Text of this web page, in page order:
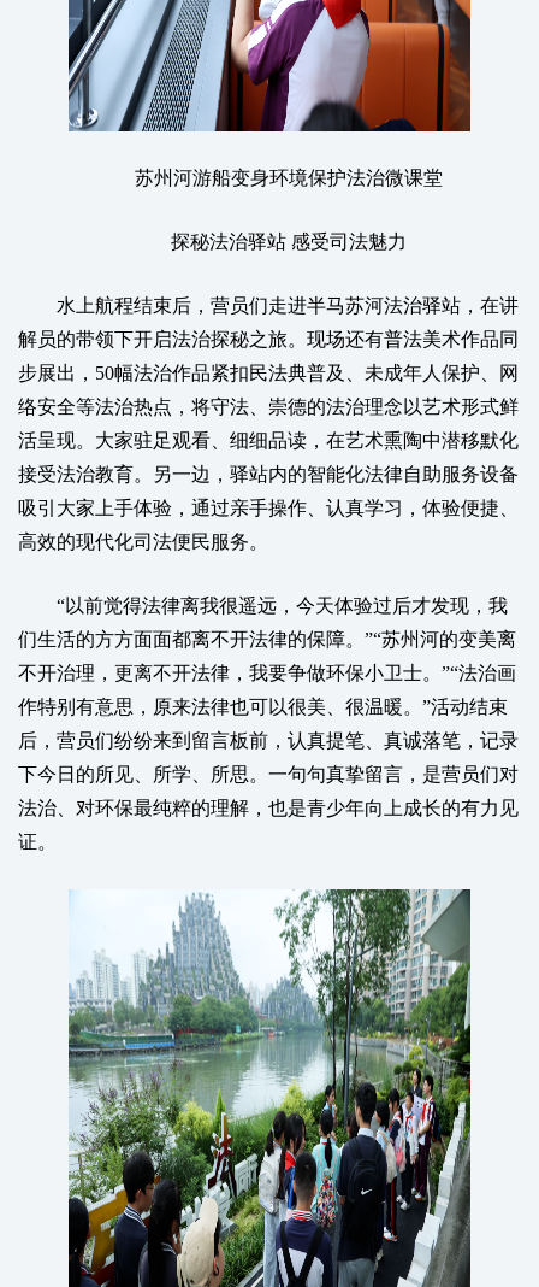
苏州河游船变身环境保护法治微课堂
探秘法治驿站 感受司法魅力
水上航程结束后，营员们走进半马苏河法治驿站，在讲
解员的带领下开启法治探秘之旅。现场还有普法美术作品同
步展出，50幅法治作品紧扣民法典普及、未成年人保护、网
络安全等法治热点，将守法、崇德的法治理念以艺术形式鲜
活呈现。大家驻足观看、细细品读，在艺术熏陶中潜移默化
接受法治教育。另一边，驿站内的智能化法律自助服务设备
吸引大家上手体验，通过亲手操作、认真学习，体验便捷、
高效的现代化司法便民服务。
“以前觉得法律离我很遥远，今天体验过后才发现，我
们生活的方方面面都离不开法律的保障。”“苏州河的变美离
不开治理，更离不开法律，我要争做环保小卫士。”“法治画
作特别有意思，原来法律也可以很美、很温暖。”活动结束
后，营员们纷纷来到留言板前，认真提笔、真诚落笔，记录
下今日的所见、所学、所思。一句句真挚留言，是营员们对
法治、对环保最纯粹的理解，也是青少年向上成长的有力见
证。